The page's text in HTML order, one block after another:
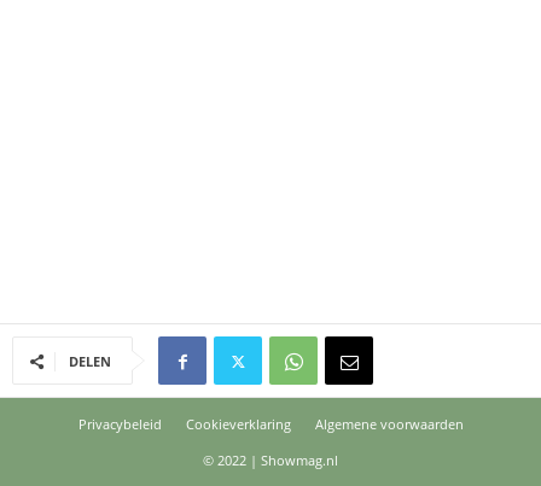
DELEN
Privacybeleid Cookieverklaring
Algemene voorwaarden
© 2022 | Showmag.nl